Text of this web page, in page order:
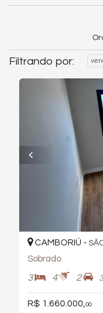
Filtrando por:
CAMBORIÚ -
Sobrado
3 4 2
R$ 1.660.000, 00